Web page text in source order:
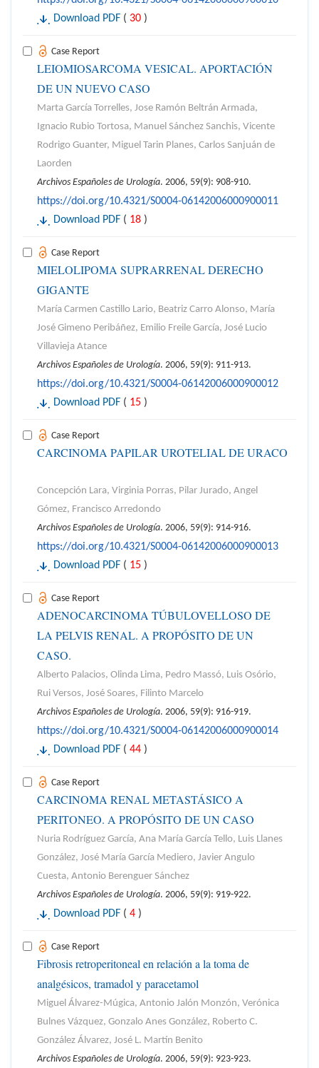
Download PDF ( 30 )
Case Report
LEIOMIOSARCOMA VESICAL. APORTACIÓN
DE UN NUEVO CASO
Marta García Torrelles, Jose Ramón Beltrán Armada,
Ignacio Rubio Tortosa, Manuel Sánchez Sanchis, Vicente
Rodrigo Guanter, Miguel Tarin Planes, Carlos Sanjuán de
Laorden
Archivos Españoles de Urología. 2006, 59(9): 908-910.
https://doi.org/10.4321/S0004-06142006000900011
Download PDF ( 18 )
Case Report
MIELOLIPOMA SUPRARRENAL DERECHO
GIGANTE
María Carmen Castillo Lario, Beatriz Carro Alonso, María
José Gimeno Peribáñez, Emilio Freile García, José Lucio
Villavieja Atance
Archivos Españoles de Urología. 2006, 59(9): 911-913.
https://doi.org/10.4321/S0004-06142006000900012
Download PDF ( 15 )
Case Report
CARCINOMA PAPILAR UROTELIAL DE URACO
Concepción Lara, Virginia Porras, Pilar Jurado, Angel
Gómez, Francisco Arredondo
Archivos Españoles de Urología. 2006, 59(9): 914-916.
https://doi.org/10.4321/S0004-06142006000900013
Download PDF ( 15 )
Case Report
ADENOCARCINOMA TÚBULOVELLOSO DE
LA PELVIS RENAL. A PROPÓSITO DE UN
CASO.
Alberto Palacios, Olinda Lima, Pedro Massó, Luis Osório,
Rui Versos, José Soares, Filinto Marcelo
Archivos Españoles de Urología. 2006, 59(9): 916-919.
https://doi.org/10.4321/S0004-06142006000900014
Download PDF ( 44 )
Case Report
CARCINOMA RENAL METASTÁSICO A
PERITONEO. A PROPÓSITO DE UN CASO
Nuria Rodríguez García, Ana María García Tello, Luis Llanes
González, José María García Mediero, Javier Angulo
Cuesta, Antonio Berenguer Sánchez
Archivos Españoles de Urología. 2006, 59(9): 919-922.
Download PDF ( 4 )
Case Report
Fibrosis retroperitoneal en relación a la toma de
analgésicos, tramadol y paracetamol
Miguel Álvarez-Múgica, Antonio Jalón Monzón, Verónica
Bulnes Vázquez, Gonzalo Anes González, Roberto C.
González Álvarez, José L. Martín Benito
Archivos Españoles de Urología. 2006, 59(9): 923-923.